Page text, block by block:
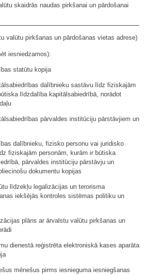
skaidrās naudas pirkšanai un pārdošanai
valūtu pirkšanas un pārdošanas vietas adrese)
iesniedzamos):
statūtu kopija
dalībnieku sastāvu līdz fiziskajām
līdzdalība kapitālsabiedrībā, norādot
pārvaldes institūciju pārstāvjiem un
dalībnieku, fizisko personu vai juridisko
fiziskajām personām, kurām ir būtiska
pārvaldes institūciju pārstāvju un
dokumentu kopijas
līdzekļu legalizācijas un terorisma
iekšējās kontroles sistēmas politiku un
plāns ar ārvalstu valūtu pirkšanas un
dienestā reģistrēta elektroniskā kases aparāta
mēnešus pirms iesnieguma iesniegšanas